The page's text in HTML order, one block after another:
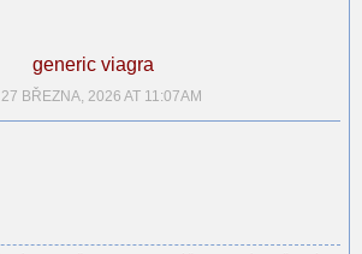
generic viagra
27 BŘEZNA, 2026 AT 11:07AM